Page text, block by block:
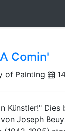
Comin'
of Painting
Künstler!" Dies
Joseph